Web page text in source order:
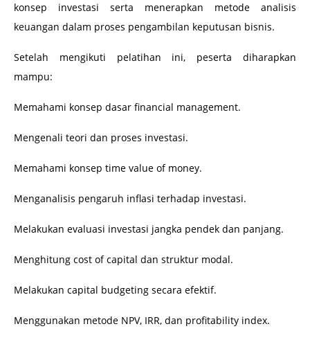
konsep investasi serta menerapkan metode analisis
keuangan dalam proses pengambilan keputusan bisnis.
Setelah mengikuti pelatihan ini, peserta diharapkan
mampu:
Memahami konsep dasar financial management.
Mengenali teori dan proses investasi.
Memahami konsep time value of money.
Menganalisis pengaruh inflasi terhadap investasi.
Melakukan evaluasi investasi jangka pendek dan panjang.
Menghitung cost of capital dan struktur modal.
Melakukan capital budgeting secara efektif.
Menggunakan metode NPV, IRR, dan profitability index.